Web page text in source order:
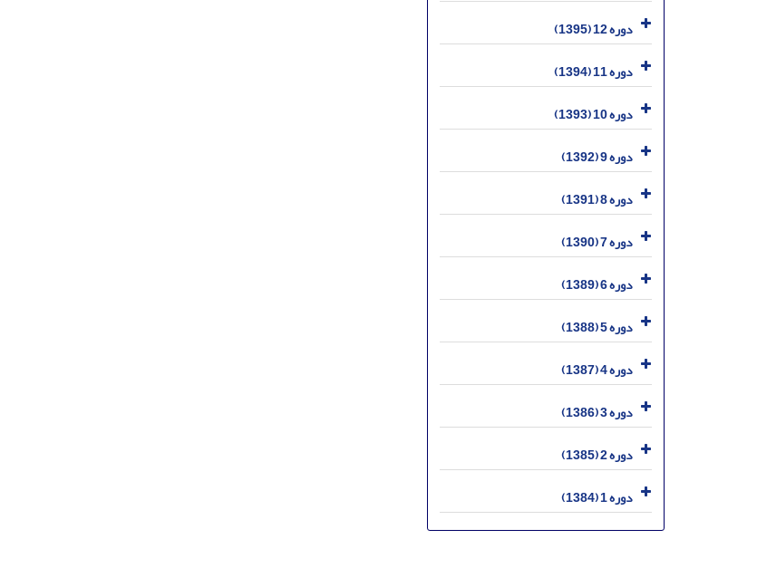
دوره 12 (1395)
دوره 11 (1394)
دوره 10 (1393)
دوره 9 (1392)
دوره 8 (1391)
دوره 7 (1390)
دوره 6 (1389)
دوره 5 (1388)
دوره 4 (1387)
دوره 3 (1386)
دوره 2 (1385)
دوره 1 (1384)